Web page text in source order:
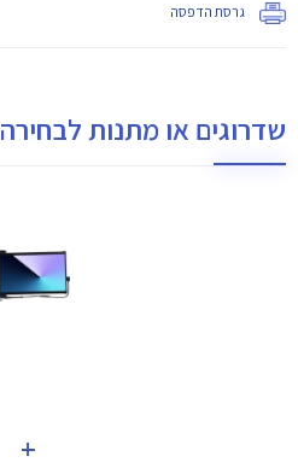
גרסת הדפסה
שדרוגים או מתנות לבחירה
+